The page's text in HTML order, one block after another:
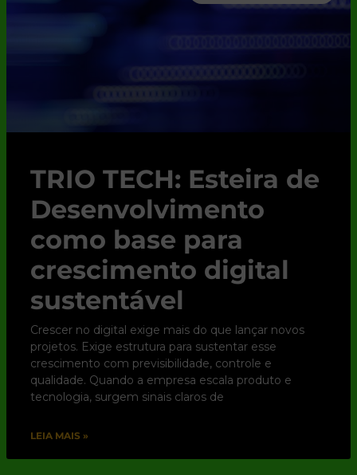
TRIO TECH: Esteira de
Desenvolvimento
como base para
crescimento digital
sustentável
Crescer no digital exige mais do que lançar novos
projetos. Exige estrutura para sustentar esse
crescimento com previsibilidade, controle e
qualidade. Quando a empresa escala produto e
tecnologia, surgem sinais claros de
LEIA MAIS »